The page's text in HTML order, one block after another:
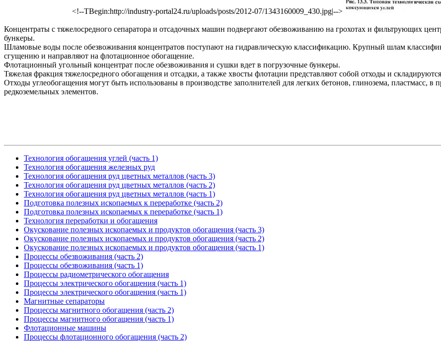
<!--TBegin:http://industry-portal24.ru/uploads/posts/2012-07/1343160009_430.jpg|-->
Концентраты с тяжелосредного сепаратора и отсадочных машин подвергают обезвоживанию на грохотах и фильтрующих
бункеры.
Шламовые воды после обезвоживания концентратов поступают на гидравлическую классификацию. Крупный шлам
сгущению и направляют на флотационное обогащение.
Флотационный угольный концентрат после обезвоживания и сушки вдет в погрузочные бункеры.
Тяжелая фракция тяжелосредного обогащения и отсадки, а также хвосты флотации представляют собой отходы и
Отходы углеобогащения могут быть использованы в производстве заполнителей для легких бетонов, глинозема, пластмасс, в
редкоземельных элементов.
Технология обогащения углей (часть 1)
Технология обогащения железных руд
Технология обогащения руд цветных металлов (часть 3)
Технология обогащения руд цветных металлов (часть 2)
Технология обогащения руд цветных металлов (часть 1)
Подготовка полезных ископаемых к переработке (часть 2)
Подготовка полезных ископаемых к переработке (часть 1)
Технология переработки и обогащения
Окускование полезных ископаемых и продуктов обогащения (часть 3)
Окускование полезных ископаемых и продуктов обогащения (часть 2)
Окускование полезных ископаемых и продуктов обогащения (часть 1)
Процессы обезвоживания (часть 2)
Процессы обезвоживания (часть 1)
Процессы радиометрического обогащения
Процессы электрического обогащения (часть 1)
Процессы электрического обогащения (часть 1)
Магнитные сепараторы
Процессы магнитного обогащения (часть 2)
Процессы магнитного обогащения (часть 1)
Флотационные машины
Процессы флотационного обогащения (часть 2)